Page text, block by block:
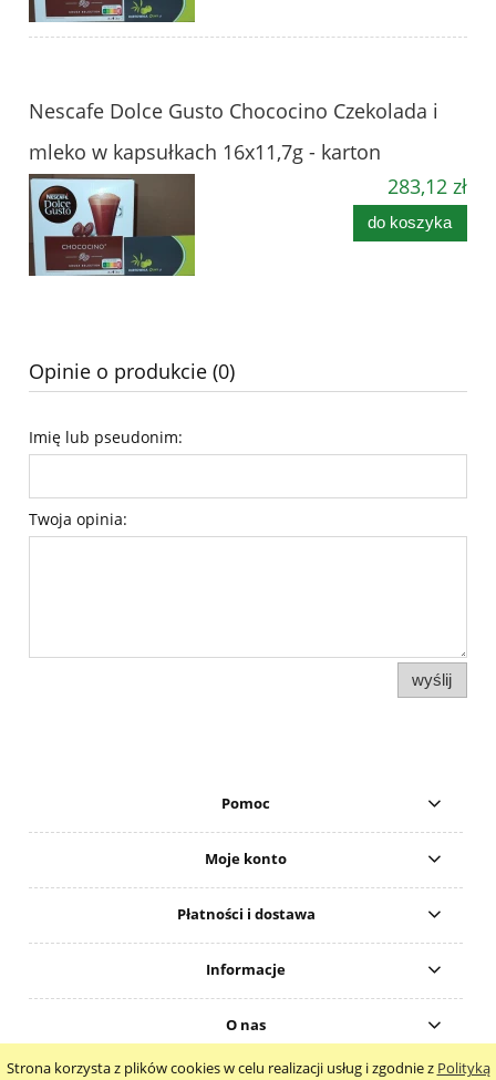
Strona korzysta z plików cookies w celu realizacji usług i zgodnie z Polityką
Nescafe Dolce Gusto Chococino Czekolada i
mleko w kapsułkach 16x11,7g - karton
283,12 zł
do koszyka
Opinie o produkcie (0)
Imię lub pseudonim:
Twoja opinia:
wyślij
Pomoc
Moje konto
Płatności i dostawa
Informacje
O nas